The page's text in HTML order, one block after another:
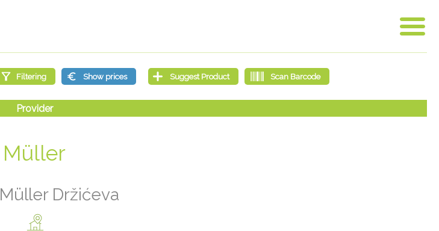
Müller
Müller Držićeva